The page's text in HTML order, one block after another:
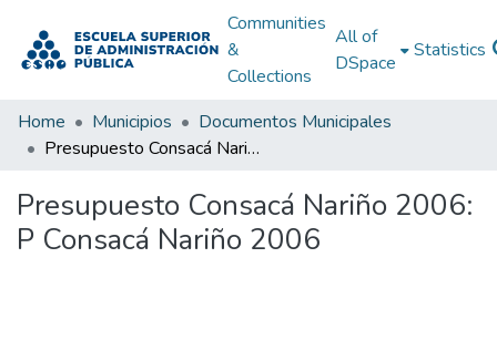
Communities
&
Collections
All of
DSpace
Statistics
Home Municipios
Documentos Municipales
Presupuesto Consacá Nariño 2006: P Consacá Nariño 2006
Presupuesto Consacá Nariño 2006:
P Consacá Nariño 2006